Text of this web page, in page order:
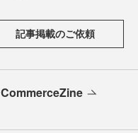
記事掲載のご依頼
CommerceZine